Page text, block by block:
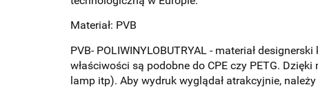
Materiał: PVB
PVB- POLIWINYLOBUTRYAL - materiał
właściwości są podobne do CPE czy PETG.
lamp itp). Aby wydruk wyglądał atrakcyjnie,